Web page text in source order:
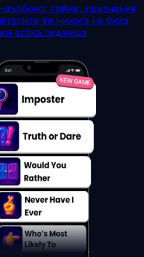
тайни, признания
ти никога не биха
всяка седмица